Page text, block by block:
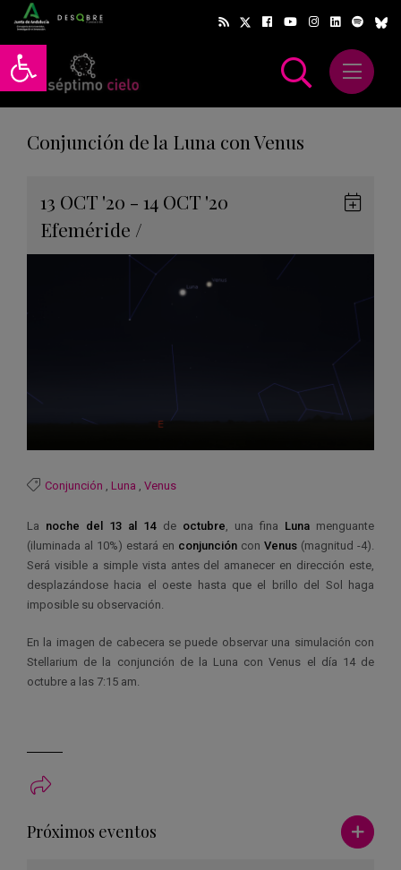
Abrir barra de herramientas
Abrir
Conjunción de la Luna con Venus
13 OCT '20 - 14 OCT '20
Efeméride /
Conjunción Luna Venus
La noche del 13 al 14de octubre , una fina Lunamenguante
(iluminada al 10%) estará en conjunción con Venus (magnitud -4).
Será visible a simple vista antes del amanecer en dirección este,
desplazándose hacia el oeste hasta que el brillo del Sol haga
imposible su observación.
En la imagen de cabecera se puede observar una simulación con
Stellarium de la conjunción de la Luna con Venus el día 14 de
octubre a las 7:15 am.
Próximos eventos Ver más